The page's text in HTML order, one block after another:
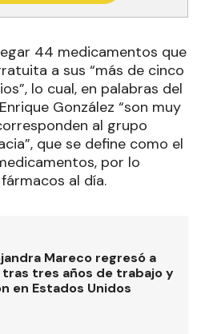
44 medicamentos que
a sus “más de cinco
lo cual, en palabras del
González “son muy
al grupo
que se define como el
por lo
al día.
Mareco regresó a
tras tres años de trabajo y
en Estados Unidos